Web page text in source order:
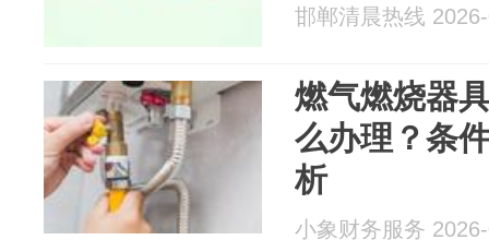
邯郸清晨热线
燃气燃烧器
么办理？条
析
小象财务服务